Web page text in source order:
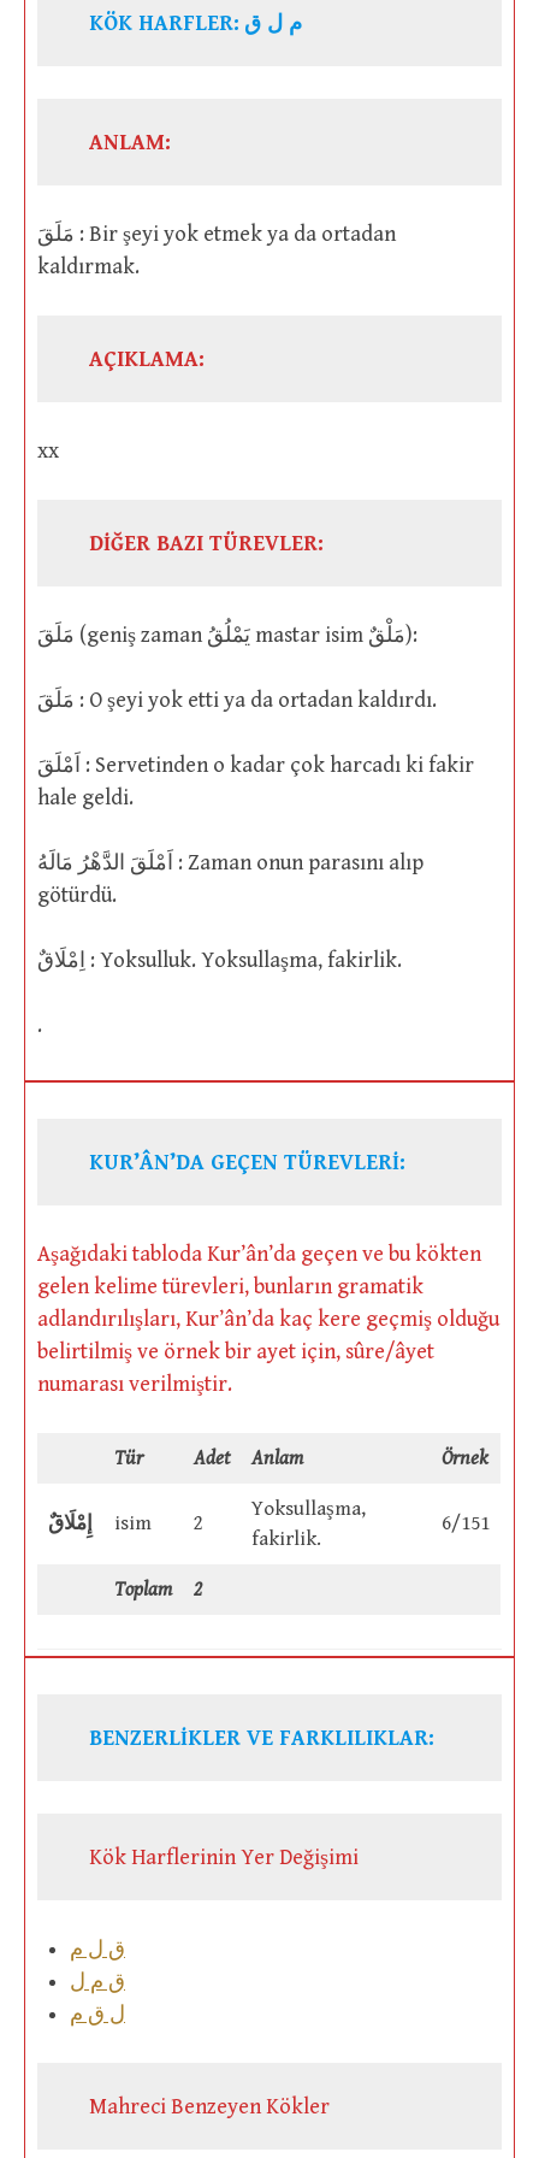
KÖK HARFLER: م ل ق
ANLAM:
مَلَقَ : Bir şeyi yok etmek ya da ortadan
kaldırmak.
AÇIKLAMA:
xx
DİĞER BAZI TÜREVLER:
مَلَقَ (geniş zaman يَمْلُقُ mastar isim مَلْقٌ):
مَلَقَ : O şeyi yok etti ya da ortadan kaldırdı.
اَمْلَقَ : Servetinden o kadar çok harcadı ki fakir
hale geldi.
اَمْلَقَ الدَّهْرُ مَالَهُ : Zaman onun parasını alıp
götürdü.
اِمْلَاقٌ : Yoksulluk. Yoksullaşma, fakirlik.
.
KUR’ÂN’DA GEÇEN TÜREVLERİ:
Aşağıdaki tabloda Kur’ân’da geçen ve bu kökten
gelen kelime türevleri, bunların gramatik
adlandırılışları, Kur’ân’da kaç kere geçmiş olduğu
belirtilmiş ve örnek bir ayet için, sûre/âyet
numarası verilmiştir.
Tür Adet Anlam Örnek
إِمْلَاقٌ isim 2
Yoksullaşma,
fakirlik.
6/151
Toplam 2
BENZERLİKLER VE FARKLILIKLAR:
Kök Harflerinin Yer Değişimi
ق ل م
ق م ل
ل ق م
Mahreci Benzeyen Kökler